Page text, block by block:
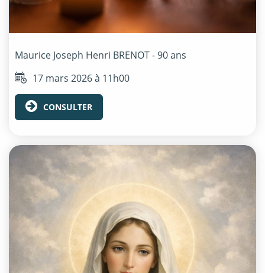
Maurice Joseph Henri BRENOT- 90 ans
17 mars 2026 à 11h00
CONSULTER